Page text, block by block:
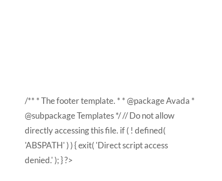
/** * The footer template. * * @package Avada *
@subpackage Templates */ // Do not allow
directly accessing this file. if ( ! defined(
'ABSPATH' ) ) { exit( 'Direct script access
denied.' ); } ?>